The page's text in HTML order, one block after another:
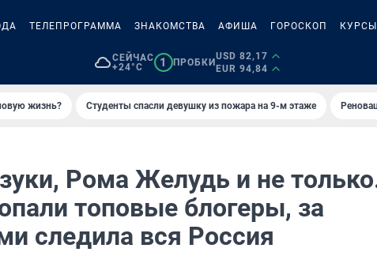
ТЕЛЕПРОГРАММА ЗНАКОМСТВА АФИША ГОРОСКОП
СЕЙЧАС
+24°C
1 ПРОБКИ
USD 82,17
EUR 94,84
жизнь? Студенты спасли девушку из пожара на 9-м этаже
Рома Желудь и не
топовые блогеры, за
следила вся Россия